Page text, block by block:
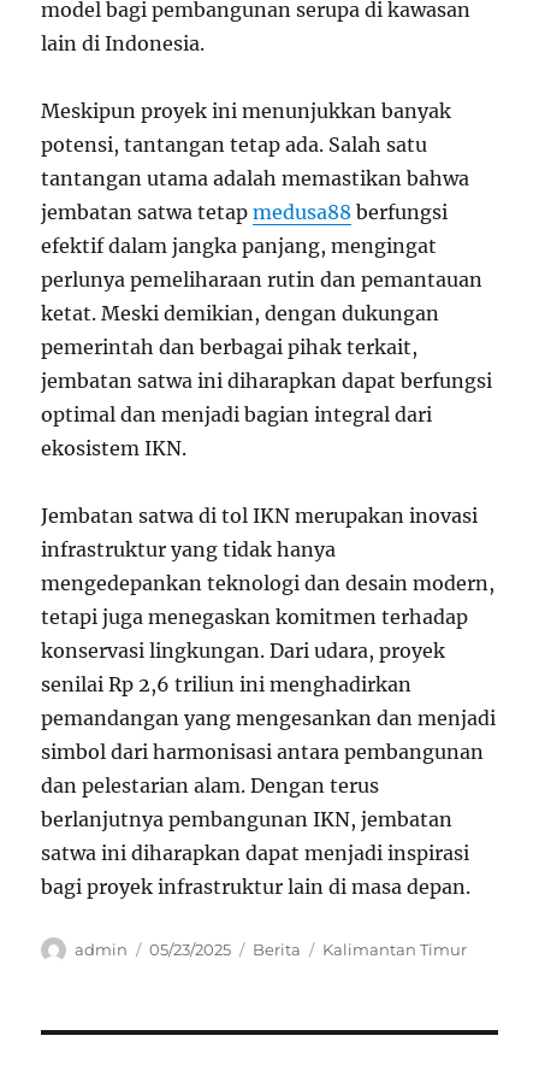
model bagi pembangunan serupa di kawasan
lain di Indonesia.
Meskipun proyek ini menunjukkan banyak
potensi, tantangan tetap ada. Salah satu
tantangan utama adalah memastikan bahwa
jembatan satwa tetapmedusa88 berfungsi
efektif dalam jangka panjang, mengingat
perlunya pemeliharaan rutin dan pemantauan
ketat. Meski demikian, dengan dukungan
pemerintah dan berbagai pihak terkait,
jembatan satwa ini diharapkan dapat berfungsi
optimal dan menjadi bagian integral dari
ekosistem IKN.
Jembatan satwa di tol IKN merupakan inovasi
infrastruktur yang tidak hanya
mengedepankan teknologi dan desain modern,
tetapi juga menegaskan komitmen terhadap
konservasi lingkungan. Dari udara, proyek
senilai Rp 2,6 triliun ini menghadirkan
pemandangan yang mengesankan dan menjadi
simbol dari harmonisasi antara pembangunan
dan pelestarian alam. Dengan terus
berlanjutnya pembangunan IKN, jembatan
satwa ini diharapkan dapat menjadi inspirasi
bagi proyek infrastruktur lain di masa depan.
Author
admin
Posted
05/23/2025 Categories
Berita Tags
Kalimantan Timur